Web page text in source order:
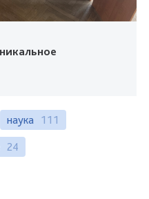
наука 111
24